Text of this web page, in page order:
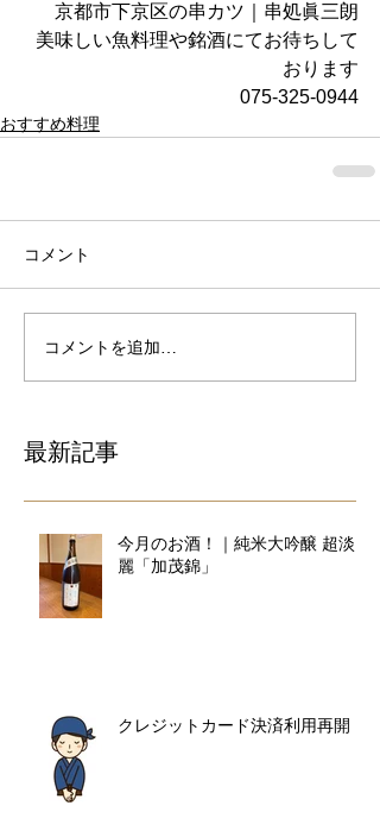
京都市下京区の串カツ｜串処眞三朗
美味しい魚料理や銘酒にてお待ちして
おります
075-325-0944
おすすめ料理
コメント
コメントを追加…
最新記事
今月のお酒！｜純米大吟醸 超淡
麗「加茂錦」
クレジットカード決済利用再開